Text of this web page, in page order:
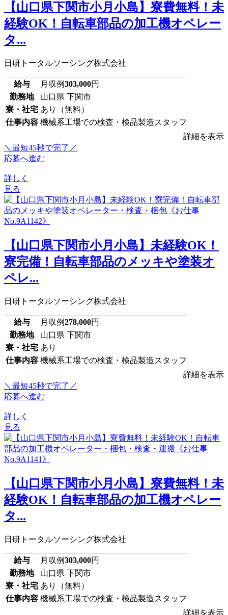
【山口県下関市小月小島】寮費無料！未
経験OK！自転車部品の加工機オペレー
タ...
日研トータルソーシング株式会社
給与 月収例303,000円
勤務地
山口県 下関市
寮・社宅 あり（無料）
仕事内容 機械系工場での検査・検品製造スタッフ
詳細を表示
＼最短45秒で完了／
応募へ進む
詳しく
見る
【山口県下関市小月小島】未経験OK！
寮完備！自転車部品のメッキや塗装オ
ペレ...
日研トータルソーシング株式会社
給与 月収例278,000円
勤務地
山口県 下関市
寮・社宅 あり
仕事内容 機械系工場での検査・検品製造スタッフ
詳細を表示
＼最短45秒で完了／
応募へ進む
詳しく
見る
【山口県下関市小月小島】寮費無料！未
経験OK！自転車部品の加工機オペレー
タ...
日研トータルソーシング株式会社
給与 月収例303,000円
勤務地
山口県 下関市
寮・社宅 あり（無料）
仕事内容 機械系工場での検査・検品製造スタッフ
詳細を表示